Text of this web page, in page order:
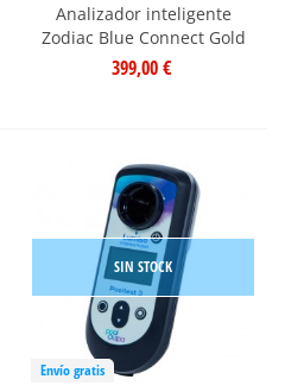
Analizador inteligente
Zodiac Blue Connect Gold
399,00 €
Envío gratis
SIN STOCK